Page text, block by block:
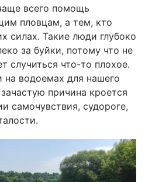
всего помощь
пловцам, а тем, кто
силах. Такие люди глубоко
за буйки, потому что не
случиться что-то плохое.
на водоемах для нашего
причина кроется
самочувствия, судороге,